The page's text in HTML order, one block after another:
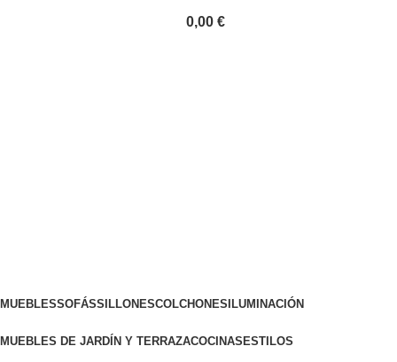
0,00 €
MUEBLESSOFÁSSILLONESCOLCHONESILUMINACIÓN
MUEBLES DE JARDÍN Y TERRAZACOCINASESTILOS